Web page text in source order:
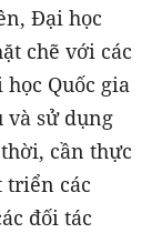
Đại học
chẽ với các
Quốc gia
và sử dụng
cần thực
các
đối tác